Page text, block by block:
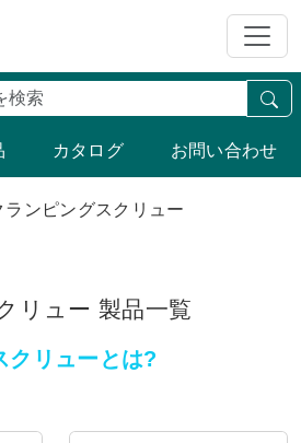
カタログ お問い合わせ
ランピングスクリュー
リュー 製品一覧
クリューとは?